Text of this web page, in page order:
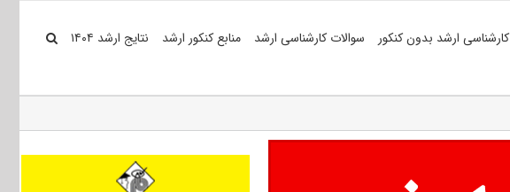
کارشناسی ارشد بدون کنکور سوالات کارشناسی ارشد منابع کنکور ارشد نتایج ارشد ۱۴۰۴